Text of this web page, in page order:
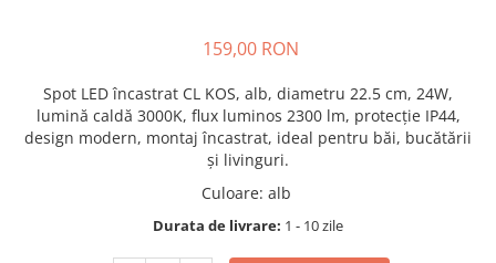
159,00 RON
Spot LED încastrat CL KOS, alb, diametru 22.5 cm, 24W,
lumină caldă 3000K, flux luminos 2300 lm, protecție IP44,
design modern, montaj încastrat, ideal pentru băi, bucătării
și livinguri.
Culoare: alb
Durata de livrare: 1 - 10 zile